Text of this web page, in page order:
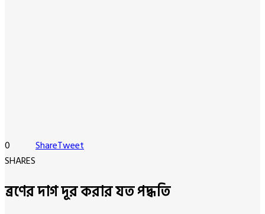
0
SHARES
ShareTweet
ব্রণের দাগ দূর করার যত পদ্ধতি